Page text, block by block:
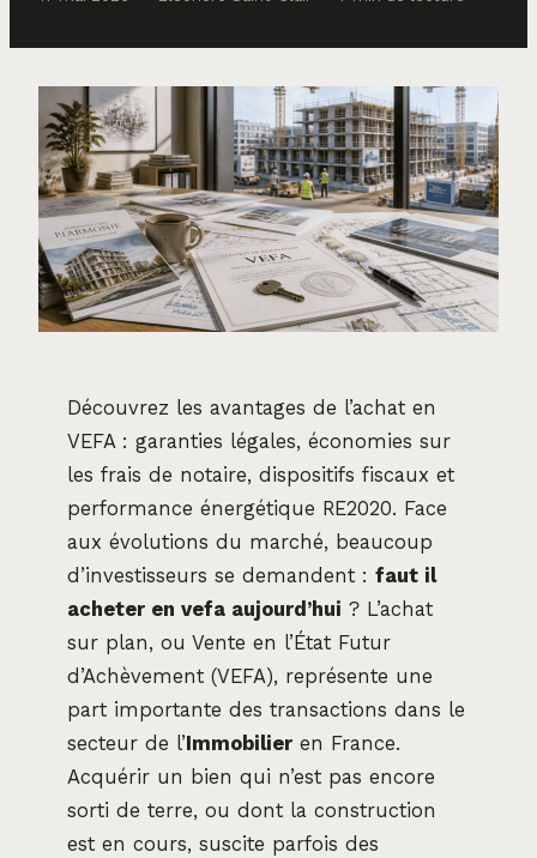
Découvrez les avantages de l’achat en
VEFA : garanties légales, économies sur
les frais de notaire, dispositifs fiscaux et
performance énergétique RE2020. Face
aux évolutions du marché, beaucoup
d’investisseurs se demandent : faut il
acheter en vefa aujourd’hui ? L’achat
sur plan, ou Vente en l’État Futur
d’Achèvement (VEFA), représente une
part importante des transactions dans le
secteur de l’ Immobilier en France.
Acquérir un bien qui n’est pas encore
sorti de terre, ou dont la construction
est en cours, suscite parfois des